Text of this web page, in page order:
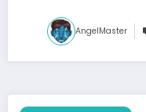
AngelMaster